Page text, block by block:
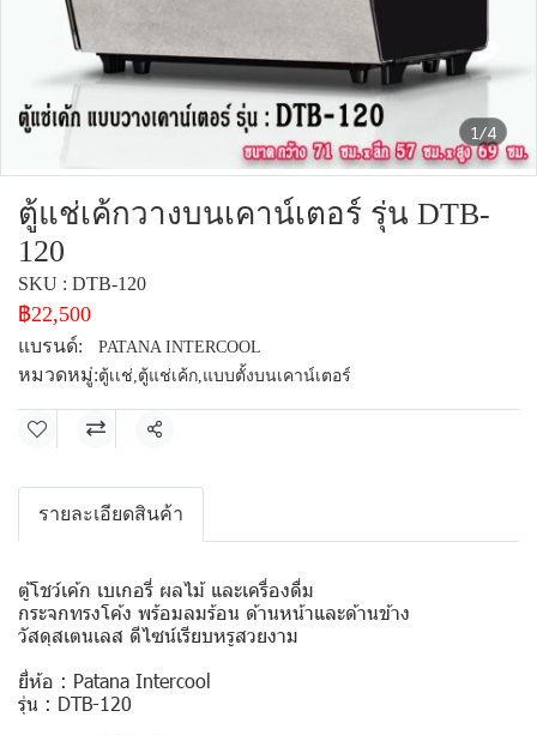
1/4
ตู้แช่เค้กวางบนเคาน์เตอร์ รุ่น DTB-
120
SKU : DTB-120
฿22,500
แบรนด์: PATANA INTERCOOL
หมวดหมู่:ตู้เเช่,ตู้แช่เค้ก,แบบตั้งบนเคาน์เตอร์
แชร์
รายละเอียดสินค้า
ตู้โชว์เค้ก เบเกอรี่ ผลไม้ และเครื่องดื่ม
กระจกทรงโค้ง พร้อมลมร้อน ด้านหน้าและด้านข้าง
วัสดุสเตนเลส ดีไซน์เรียบหรูสวยงาม
ยี่ห้อ : Patana Intercool
รุ่น : DTB-120